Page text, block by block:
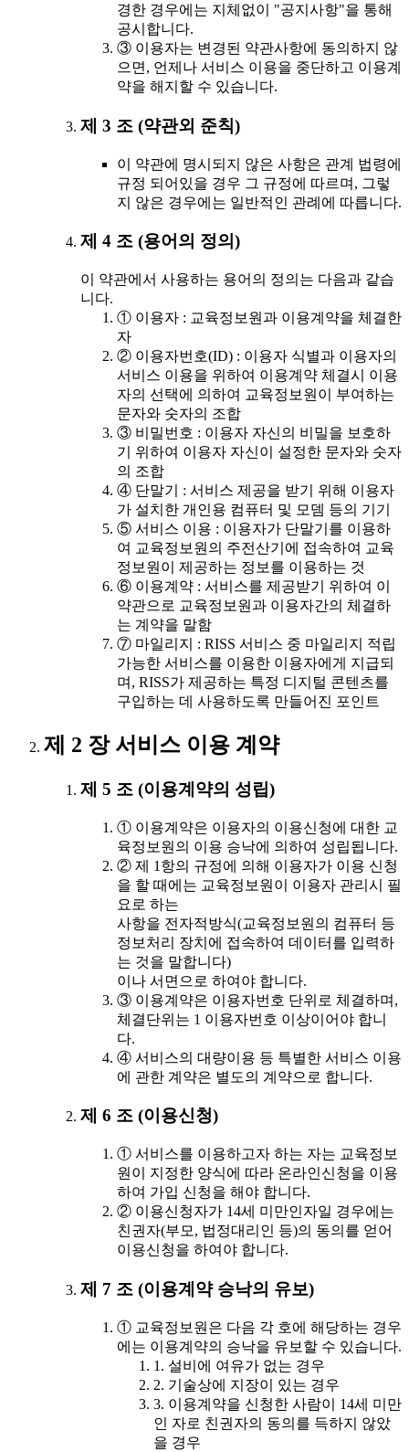
경한 경우에는 지체없이 "공지사항"을 통해
공시합니다.
③ 이용자는 변경된 약관사항에 동의하지 않
으면, 언제나 서비스 이용을 중단하고 이용계
약을 해지할 수 있습니다.
제 3 조 (약관외 준칙)
이 약관에 명시되지 않은 사항은 관계 법령에
규정 되어있을 경우 그 규정에 따르며, 그렇
지 않은 경우에는 일반적인 관례에 따릅니다.
제 4 조 (용어의 정의)
이 약관에서 사용하는 용어의 정의는 다음과 같습
니다.
① 이용자 : 교육정보원과 이용계약을 체결한
자
② 이용자번호(ID) : 이용자 식별과 이용자의
서비스 이용을 위하여 이용계약 체결시 이용
자의 선택에 의하여 교육정보원이 부여하는
문자와 숫자의 조합
③ 비밀번호 : 이용자 자신의 비밀을 보호하
기 위하여 이용자 자신이 설정한 문자와 숫자
의 조합
④ 단말기 : 서비스 제공을 받기 위해 이용자
가 설치한 개인용 컴퓨터 및 모뎀 등의 기기
⑤ 서비스 이용 : 이용자가 단말기를 이용하
여 교육정보원의 주전산기에 접속하여 교육
정보원이 제공하는 정보를 이용하는 것
⑥ 이용계약 : 서비스를 제공받기 위하여 이
약관으로 교육정보원과 이용자간의 체결하
는 계약을 말함
⑦ 마일리지 : RISS 서비스 중 마일리지 적립
가능한 서비스를 이용한 이용자에게 지급되
며, RISS가 제공하는 특정 디지털 콘텐츠를
구입하는 데 사용하도록 만들어진 포인트
제 2 장 서비스 이용 계약
제 5 조 (이용계약의 성립)
① 이용계약은 이용자의 이용신청에 대한 교
육정보원의 이용 승낙에 의하여 성립됩니다.
② 제 1항의 규정에 의해 이용자가 이용 신청
을 할 때에는 교육정보원이 이용자 관리시 필
요로 하는
사항을 전자적방식(교육정보원의 컴퓨터 등
정보처리 장치에 접속하여 데이터를 입력하
는 것을 말합니다)
이나 서면으로 하여야 합니다.
③ 이용계약은 이용자번호 단위로 체결하며,
체결단위는 1 이용자번호 이상이어야 합니
다.
④ 서비스의 대량이용 등 특별한 서비스 이용
에 관한 계약은 별도의 계약으로 합니다.
제 6 조 (이용신청)
① 서비스를 이용하고자 하는 자는 교육정보
원이 지정한 양식에 따라 온라인신청을 이용
하여 가입 신청을 해야 합니다.
② 이용신청자가 14세 미만인자일 경우에는
친권자(부모, 법정대리인 등)의 동의를 얻어
이용신청을 하여야 합니다.
제 7 조 (이용계약 승낙의 유보)
① 교육정보원은 다음 각 호에 해당하는 경우
에는 이용계약의 승낙을 유보할 수 있습니다.
1. 설비에 여유가 없는 경우
2. 기술상에 지장이 있는 경우
3. 이용계약을 신청한 사람이 14세 미만
인 자로 친권자의 동의를 득하지 않았
을 경우